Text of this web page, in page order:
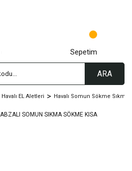
ARA
Sepetim
Havalı EL Aletleri Havalı Somun Sökme Sıkma